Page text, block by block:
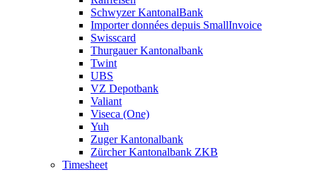
Schwyzer KantonalBank
Importer données depuis SmallInvoice
Swisscard
Thurgauer Kantonalbank
Twint
UBS
VZ Depotbank
Valiant
Viseca (One)
Yuh
Zuger Kantonalbank
Zürcher Kantonalbank ZKB
Timesheet